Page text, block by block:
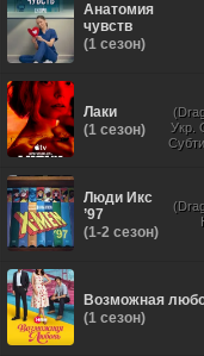
Анатомия
чувств
(1 сезон)
Лаки
(1 сезон)
Укр.
Люди Икс
’97
(1-2 сезон)
Возможная
(1 сезон)